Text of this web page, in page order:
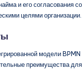
и его согласования со
целями организации.
модели
преимущества